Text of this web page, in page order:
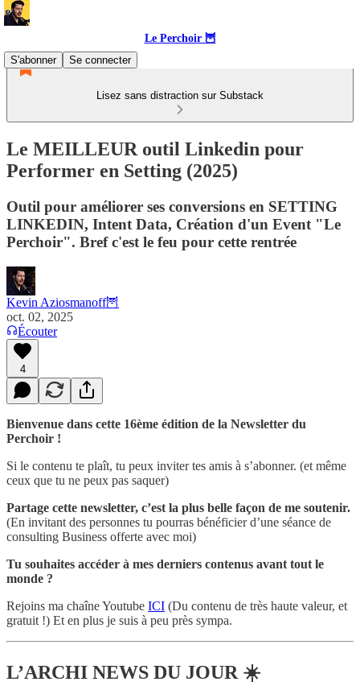
Le Perchoir 🦉
S'abonner
Se connecter
Lisez sans distraction sur Substack
Le MEILLEUR outil Linkedin pour
Performer en Setting (2025)
Outil pour améliorer ses conversions en SETTING
LINKEDIN, Intent Data, Création d'un Event "Le
Perchoir". Bref c'est le feu pour cette rentrée
Kevin Aziosmanoff🦉
oct. 02, 2025
Écouter
4
Bienvenue dans cette 16ème édition de la Newsletter du
Perchoir !
Si le contenu te plaît, tu peux inviter tes amis à s’abonner. (et même
ceux que tu ne peux pas saquer)
Partage cette newsletter, c’est la plus belle façon de me soutenir.
(En invitant des personnes tu pourras bénéficier d’une séance de
consulting Business offerte avec moi)
Tu souhaites accéder à mes derniers contenus avant tout le
monde ?
Rejoins ma chaîne Youtube ICI (Du contenu de très haute valeur, et
gratuit !) Et en plus je suis à peu près sympa.
L’ARCHI NEWS DU JOUR ☀️